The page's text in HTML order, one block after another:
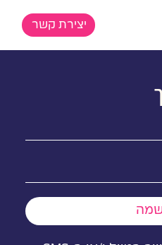
יצירת קשר